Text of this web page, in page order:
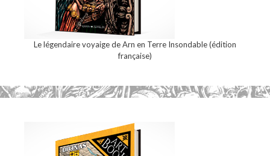
Le légendaire voyaige de Arn en Terre Insondable (édition
française)